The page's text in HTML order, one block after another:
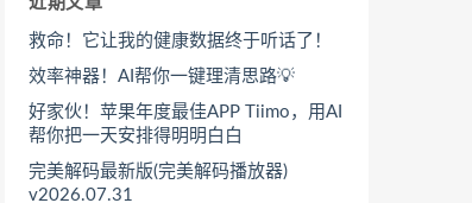
救命！它让我的健康数据终于听话了！
效率神器！AI帮你一键理清思路💡
好家伙！苹果年度最佳APP Tiimo，用AI
帮你把一天安排得明明白白
完美解码最新版(完美解码播放器)
v2026.07.31